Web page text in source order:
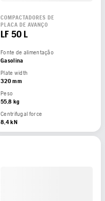
COMPACTADORES DE
PLACA DE AVANÇO
LF 50 L
Fonte de alimentação
Gasolina
Plate width
320 mm
Peso
55,8 kg
Centrifugal force
8,4 kN